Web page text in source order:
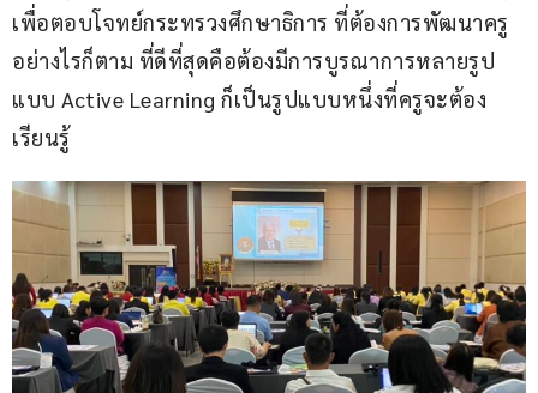
เพื่อตอบโจทย์กระทรวงศึกษาธิการ ที่ต้องการพัฒนาครู
อย่างไรก็ตาม ที่ดีที่สุดคือต้องมีการบูรณาการหลายรูป
แบบ Active Learning ก็เป็นรูปแบบหนึ่งที่ครูจะต้อง
เรียนรู้